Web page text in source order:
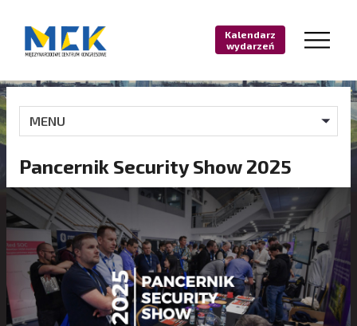
Kalendarz
wydarzeń
MENU
Pancernik Security Show 2025